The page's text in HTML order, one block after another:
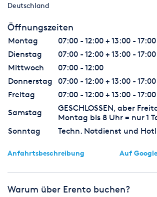
Deutschland
Öffnungszeiten
Montag
07:00 - 12:00 + 13:00 - 17:00
Dienstag
07:00 - 12:00 + 13:00 - 17:00
Mittwoch
07:00 - 12:00
Donnerstag
07:00 - 12:00 + 13:00 - 17:00
Freitag
07:00 - 12:00 + 13:00 - 17:00
Samstag
GESCHLOSSEN, aber
Montag bis 8 Uhr = nur 1
Sonntag
Techn. Notdienst und
Anfahrtsbeschreibung Auf
Warum über Erento buchen?